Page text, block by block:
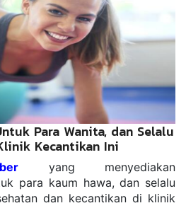
Para Wanita, dan Selalu
Kecantikan Ini
yang menyediakan
para kaum hawa, dan selalu
dan kecantikan di klinik